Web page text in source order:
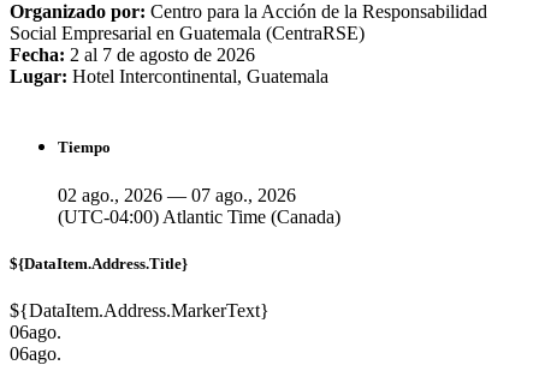
Organizado por: Centro para la Acción de la Responsabilidad
Social Empresarial en Guatemala (CentraRSE)
Fecha: 2 al 7 de agosto de 2026
Lugar: Hotel Intercontinental, Guatemala
Tiempo
02 ago., 2026 — 07 ago., 2026
(UTC-04:00) Atlantic Time (Canada)
${DataItem.Address.Title}
${DataItem.Address.MarkerText}
06ago.
06ago.